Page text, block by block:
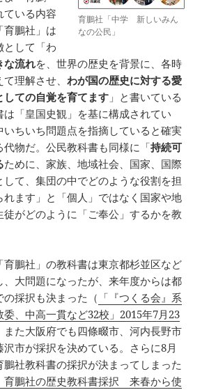
育鵬社「中学 新しいみん
なの公民」
ている内容
育鵬社」は
として「わ
な流れを、世界の歴史を背景に、各時
て理解させ、わが国の歴史に対する愛
しての自覚を育てます 」と書いている
「皇国史観」を基に構成されてい
いちいち問題点を指摘していると確実
代物だ。公民教科書も同様に「持続可
ために、家族、地域社会、国家、国際
て、集団の中でどのような役割を担
れます」と「個人」ではなく国家や地
がどのように「ご奉公」するかを教
育鵬社」の教科書は東京都杉並区など
、大問題になったが、来年度からは都
採択も決まった（ 「『つくる会』系
、中高一貫など32校」2015年7月23
また大阪府でも四條畷市、河内長野市
市が採択を決めている。さらに8月
鵬社教科書の採択が決まってしまった
育鵬社の歴史教科書採択 来春から使